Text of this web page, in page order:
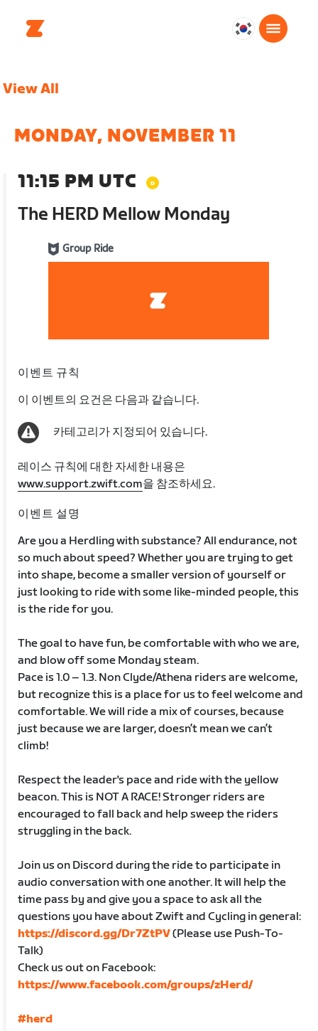
대
View All
MONDAY, NOVEMBER 11
11:15 PM UTC
The HERD Mellow Monday
Group Ride
이벤트 규칙
이 이벤트의 요건은 다음과 같습니다.
카테고리가 지정되어 있습니다.
레이스 규칙에 대한 자세한 내용은
www.support.zwift.com을 참조하세요.
이벤트 설명
Are you a Herdling with substance? All endurance, not
so much about speed? Whether you are trying to get
into shape, become a smaller version of yourself or
just looking to ride with some like-minded people, this
is the ride for you.
The goal to have fun, be comfortable with who we are,
and blow off some Monday steam.
Pace is 1.0 – 1.3. Non Clyde/Athena riders are welcome,
but recognize this is a place for us to feel welcome and
comfortable. We will ride a mix of courses, because
just because we are larger, doesn’t mean we can’t
climb!
Respect the leader's pace and ride with the yellow
beacon. This is NOT A RACE! Stronger riders are
encouraged to fall back and help sweep the riders
struggling in the back.
Join us on Discord during the ride to participate in
audio conversation with one another. It will help the
time pass by and give you a space to ask all the
questions you have about Zwift and Cycling in general:
https://discord.gg/Dr7ZtPV(Please use Push-To-
Talk)
Check us out on Facebook:
https://www.facebook.com/groups/zHerd/
#herd